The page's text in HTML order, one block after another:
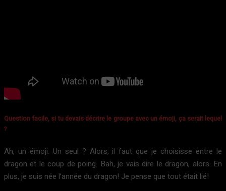
Question facile, si tu devais décrire le groupe avec un émoji, ça serait lequel
?
Ah, un émoji. Un seul ? Alors, il faut que je choisisse entre le
dragon et le coup de poing. Bah, je vais dire le dragon, alors. En
plus, je suis née l’année du dragon! Je pense que tout était lié!